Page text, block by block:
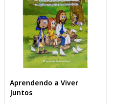
Aprendendo a Viver
Juntos